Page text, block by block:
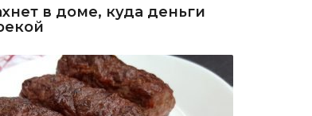
в доме, куда деньги